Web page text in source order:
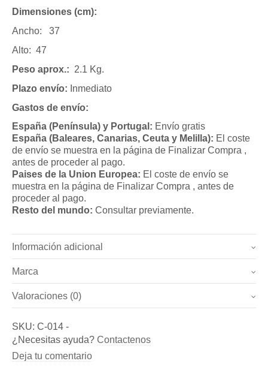
Dimensiones (cm):
Ancho: 37
Alto: 47
Peso aprox.: 2.1 Kg.
Plazo envío: Inmediato
Gastos de envío:
España (Península) y Portugal: Envío gratis
España (Baleares, Canarias, Ceuta y Melilla): El coste
de envío se muestra en la página de Finalizar Compra ,
antes de proceder al pago.
Paises de la Union Europea: El coste de envío se
muestra en la página de Finalizar Compra , antes de
proceder al pago.
Resto del mundo: Consultar previamente.
Información adicional
Peso
Dimensiones 37 × 47 cm
Marca
Marca
Bronzeder
Fundicion de Figuras de bronce y esculturas, así como
de Aldabas y Pomos de bronce para puertas exteriores
Valoraciones (0)
Sé el primero en valorar “Cuadro nr, 12 (Ref.: C-014)”
Debes accederpara publicar una reseña.
SKU: C-014 -
¿Necesitas ayuda? Contactenos
Deja tu comentario